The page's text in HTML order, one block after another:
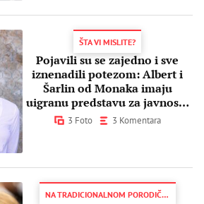
ŠTA VI MISLITE?
Pojavili su se zajedno i sve
iznenadili potezom: Albert i
Šarlin od Monaka imaju
uigranu predstavu za javnost?
(FOTO)
3 Foto 3 Komentara
NA TRADICIONALNOM PORODIČNOM DOGAĐAJU